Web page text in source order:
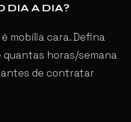
DIA A DIA?
mobília cara. Defina
quantas horas/semana
antes de contratar